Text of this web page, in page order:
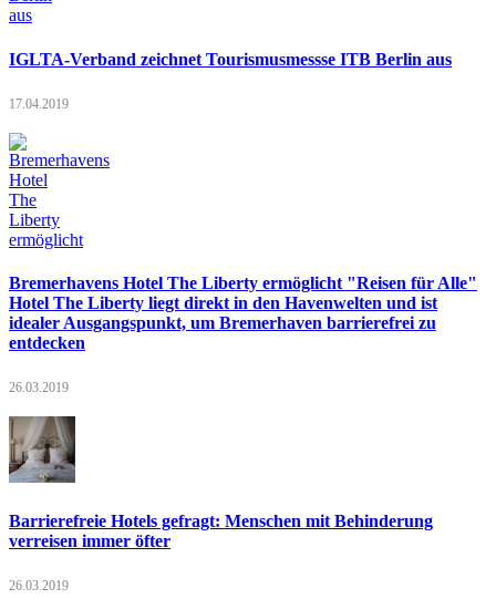
IGLTA-Verband zeichnet Tourismusmessse ITB Berlin aus
17.04.2019
Bremerhavens Hotel The Liberty ermöglicht "Reisen für Alle"
Hotel The Liberty liegt direkt in den Havenwelten und ist
idealer Ausgangspunkt, um Bremerhaven barrierefrei zu
entdecken
26.03.2019
Barrierefreie Hotels gefragt: Menschen mit Behinderung
verreisen immer öfter
26.03.2019